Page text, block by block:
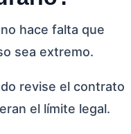
hace falta que
sea extremo.
revise el contrato
el límite legal.